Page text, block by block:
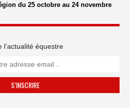
du 25 octobre au 24 novembre
l’actualité équestre